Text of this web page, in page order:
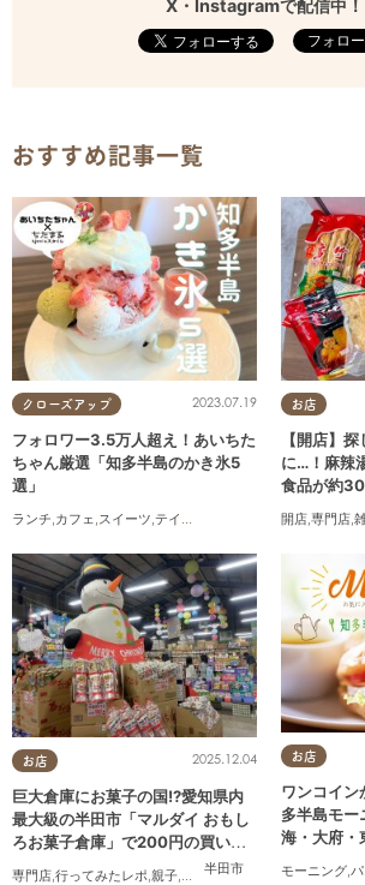
X・Instagramで配信中！
フォロ
おすすめ記事一覧
クローズアップ 2023.07.19
フォロワー3.5万人超え！あいちた
ちゃん厳選「知多半島のかき氷5
選」
ランチ,カフェ,スイーツ,テイクアウト
お店
【開店】
に…！麻辣
食品が約
が常滑市
開店,専門店,
お店
半田市
2025.12.04
巨大倉庫にお菓子の国!?愛知県内
最大級の半田市「マルダイ おもし
ろお菓子倉庫」で200円の買い物
にチャレンジ
専門店,行ってみたレポ,親子,家族
お店
ワンコイン
多半島モ
海・大府・
モーニング,